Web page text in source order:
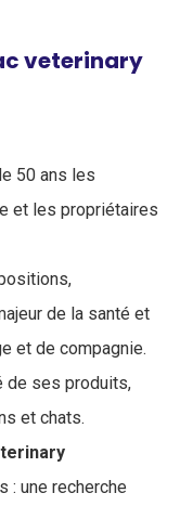
veterinary
50 ans les
et les propriétaires
de la santé et
et de compagnie.
de ses produits,
et chats.
: une recherche